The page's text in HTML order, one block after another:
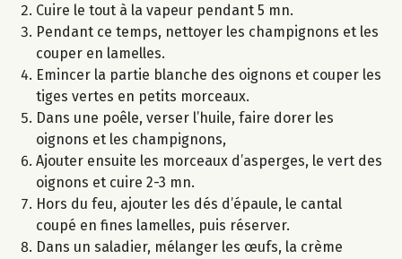
Cuire le tout à la vapeur pendant 5 mn.
Pendant ce temps, nettoyer les champignons et les
couper en lamelles.
Emincer la partie blanche des oignons et couper les
tiges vertes en petits morceaux.
Dans une poêle, verser l’huile, faire dorer les
oignons et les champignons,
Ajouter ensuite les morceaux d’asperges, le vert des
oignons et cuire 2-3 mn.
Hors du feu, ajouter les dés d’épaule, le cantal
coupé en fines lamelles, puis réserver.
Dans un saladier, mélanger les œufs, la crème